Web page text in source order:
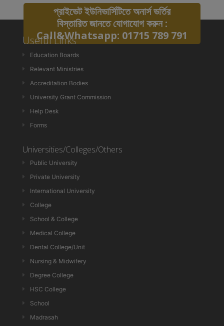
প্রাইভেট ইউনিভার্সিটিতে অনার্স ভর্তির
বিস্তারিত জানতে যোগাযোগ করুন :
Call&Whatsapp: 01715 789 791
Useful Links
Education Boards
Relevant Ministries
Accreditation Bodies
University Grant Commission
Help Desk
Forms
Universities/Colleges/Others
Public University
Private University
International University
College
School & College
Medical College
Dental College/Unit
Nursing & Midwifery
Degree College
HSC College
School
Madrasah